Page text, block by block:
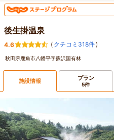
後生掛温泉
4.6 ( クチコミ318件)
秋田県鹿角市八幡平字熊沢国有林
施設情報 プラン
5件